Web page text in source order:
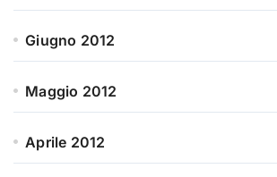
Giugno 2012
Maggio 2012
Aprile 2012